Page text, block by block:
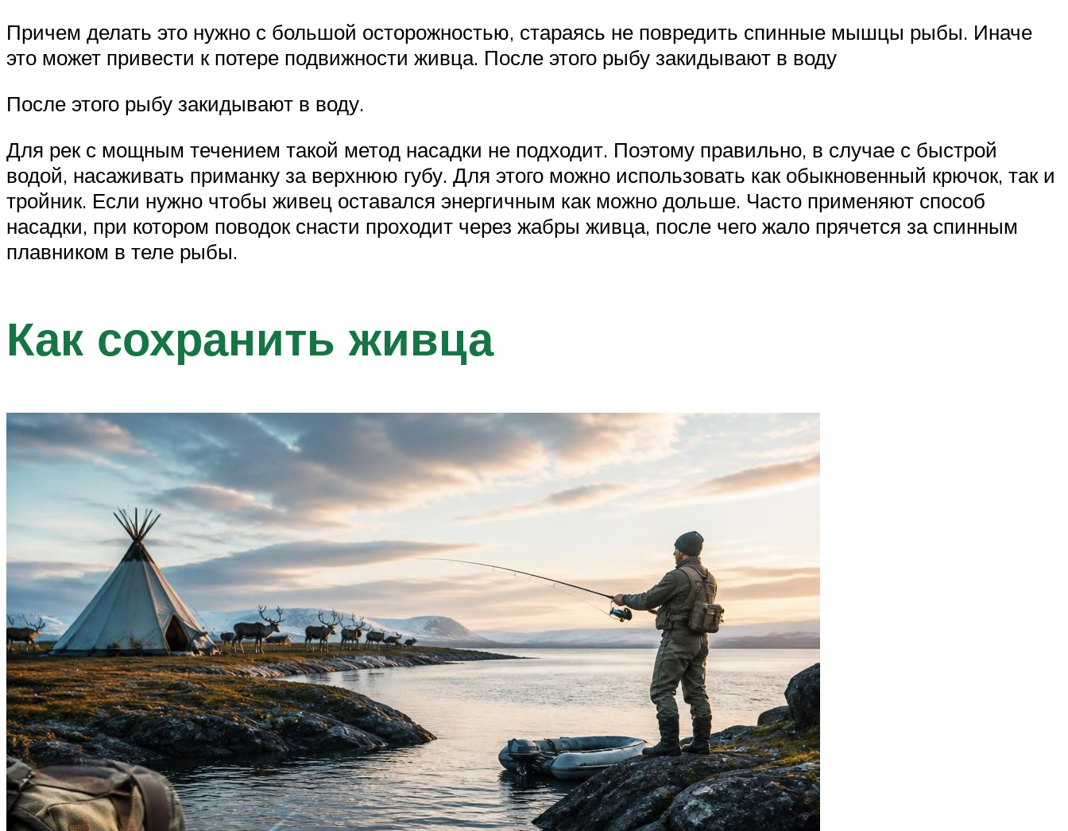
Причем делать это нужно с большой осторожностью, стараясь не повредить спинные мышцы рыбы. Иначе
это может привести к потере подвижности живца. После этого рыбу закидывают в воду
После этого рыбу закидывают в воду.
Для рек с мощным течением такой метод насадки не подходит. Поэтому правильно, в случае с быстрой
водой, насаживать приманку за верхнюю губу. Для этого можно использовать как обыкновенный крючок, так и
тройник. Если нужно чтобы живец оставался энергичным как можно дольше. Часто применяют способ
насадки, при котором поводок снасти проходит через жабры живца, после чего жало прячется за спинным
плавником в теле рыбы.
Как сохранить живца